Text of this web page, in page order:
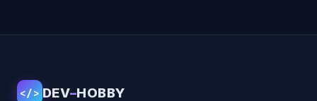
</> DEV–HOBBY